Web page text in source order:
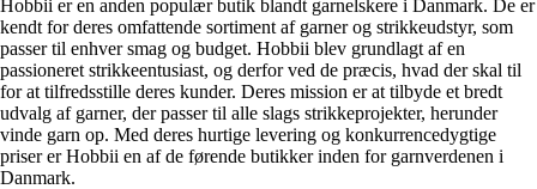
Hobbii er en anden populær butik blandt garnelskere i Danmark. De er
kendt for deres omfattende sortiment af garner og strikkeudstyr, som
passer til enhver smag og budget. Hobbii blev grundlagt af en
passioneret strikkeentusiast, og derfor ved de præcis, hvad der skal til
for at tilfredsstille deres kunder. Deres mission er at tilbyde et bredt
udvalg af garner, der passer til alle slags strikkeprojekter, herunder
vinde garn op. Med deres hurtige levering og konkurrencedygtige
priser er Hobbii en af de førende butikker inden for garnverdenen i
Danmark.